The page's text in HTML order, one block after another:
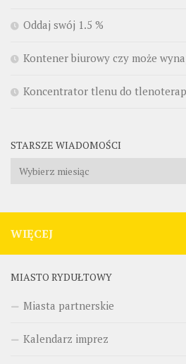
Oddaj swój 1.5 %
Kontener biurowy czy może
Koncentrator tlenu do
STARSZE WIADOMOŚCI
Starsze
WIĘCEJ
MIASTO RYDUŁTOWY
Miasta partnerskie
Kalendarz imprez